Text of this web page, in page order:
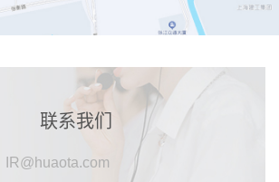
联系我们
IR@huaota.com